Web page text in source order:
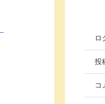
ロ
投
コ